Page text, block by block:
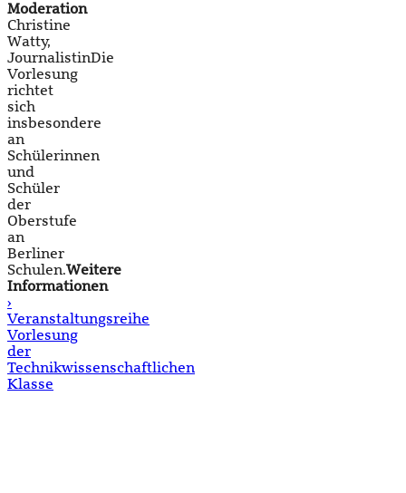
Moderation
Christine
Watty,
JournalistinDie
Vorlesung
richtet
sich
insbesondere
an
Schülerinnen
und
Schüler
der
Oberstufe
an
Berliner
Schulen.Weitere
Informationen
›
Veranstaltungsreihe
Vorlesung
der
Technikwissenschaftlichen
Klasse